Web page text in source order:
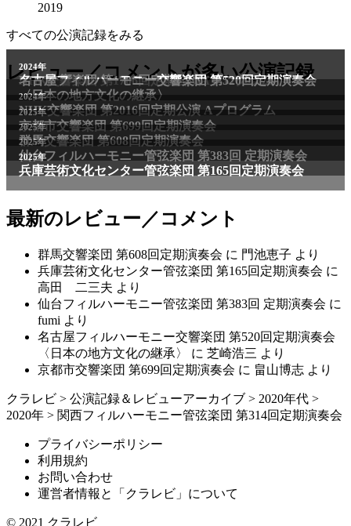
2019
すべての公演記録をみる
レビュー／コメントが多い公演記録
2011年
NHK交響楽団 第1706回定期公演Aプログラム
2024年
名古屋フィルハーモニー交響楽団 第520回定期演奏会
〈日本の地方文化の継承〉
2024年
NHK交響楽団 第2016回定期公演 Aプログラム
2025年
京都市交響楽団 第699回定期演奏会
2025年
群馬交響楽団 第608回定期演奏会
2025年
仙台フィルハーモニー管弦楽団 第383回 定期演奏会
2025年
兵庫芸術文化センター管弦楽団 第165回定期演奏会
最新のレビュー／コメント
群馬交響楽団 第608回定期演奏会 に 門池恵子 より
兵庫芸術文化センター管弦楽団 第165回定期演奏会 に
高田 二三夫 より
仙台フィルハーモニー管弦楽団 第383回 定期演奏会 に
fumi より
名古屋フィルハーモニー交響楽団 第520回定期演奏会
〈日本の地方文化の継承〉
に 芝崎浩三 より
京都市交響楽団 第699回定期演奏会 に 畠山博志 より
クラレビ > 公演記録＆レビューアーカイブ > 2020年代 >
2020年 > 関西フィルハーモニー管弦楽団 第314回定期演奏会
プライバシーポリシー
利用規約
お問い合わせ
運営者情報と「クラレビ」について
© 2021 クラレビ